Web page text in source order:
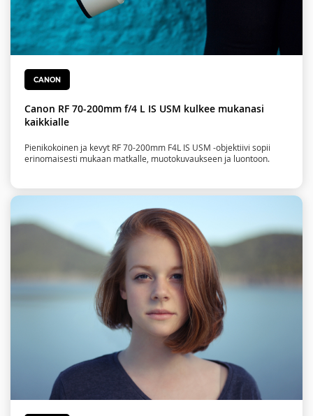
CANON
Canon RF 70-200mm f/4 L IS USM kulkee mukanasi
kaikkialle
Pienikokoinen ja kevyt RF 70-200mm F4L IS USM -objektiivi sopii
erinomaisesti mukaan matkalle, muotokuvaukseen ja luontoon.